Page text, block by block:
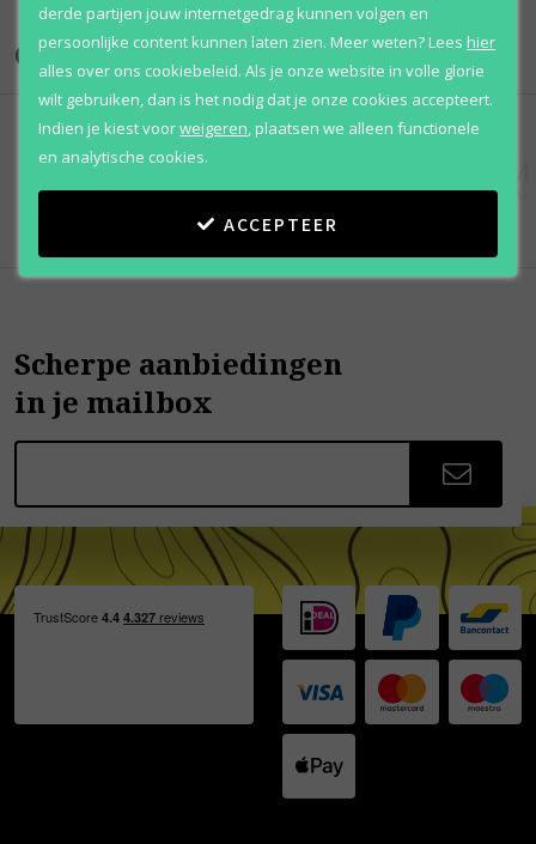
Onze merken
Scherpe aanbiedingen
in je mailbox
derde partijen jouw internetgedrag kunnen volgen en
persoonlijke content kunnen laten zien. Meer weten?Lees hier
alles over ons cookiebeleid. Als je onze website in volle glorie
wilt gebruiken, dan is het nodig dat je onze cookies accepteert.
Indien je kiest voorweigeren plaatsen we alleen functionele
en analytische cookies.
ACCEPTEER